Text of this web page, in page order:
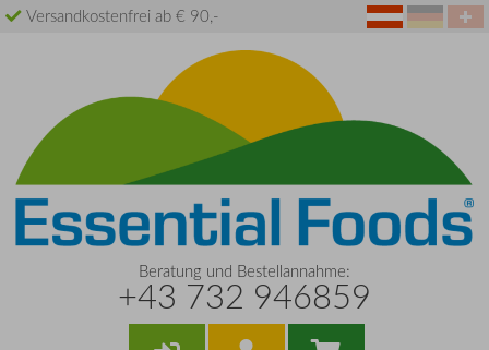
Versandkostenfrei ab € 90,-
Beratung und Bestellannahme:
+43 732 946859